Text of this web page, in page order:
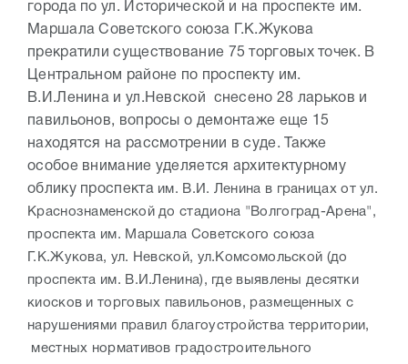
города по ул. Исторической и на проспекте им.
Маршала Советского союза Г.К.Жукова
прекратили существование 75 торговых точек. В
Центральном районе по проспекту им.
В.И.Ленина и ул.Невской снесено 28 ларьков и
павильонов, вопросы о демонтаже еще 15
находятся на рассмотрении в суде. Также
особое внимание уделяется архитектурному
облику проспекта им. В.И. Ленина в границах от ул.
Краснознаменской до стадиона "Волгоград-Арена",
проспекта им. Маршала Советского союза
Г.К.Жукова, ул. Невской, ул.Комсомольской (до
проспекта им. В.И.Ленина), где выявлены десятки
киосков и торговых павильонов, размещенных с
нарушениями правил благоустройства территории,
местных нормативов градостроительного